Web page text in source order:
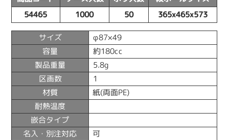
54465 1000 50 365x465x573
サイズ φ87×49
容量 約180cc
製品重量 5.8g
区画数 1
材質 紙(両面PE)
耐熱温度
嵌合タイプ
名入・別注対応 可